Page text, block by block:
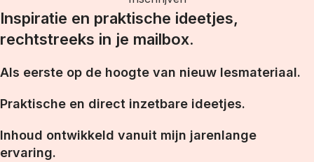
Inspiratie en praktische ideetjes,
rechtstreeks in je mailbox.
Als eerste op de hoogte van nieuw lesmateriaal.
Praktische en direct inzetbare ideetjes.
Inhoud ontwikkeld vanuit mijn jarenlange
ervaring.